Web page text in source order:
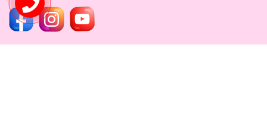
0932222113